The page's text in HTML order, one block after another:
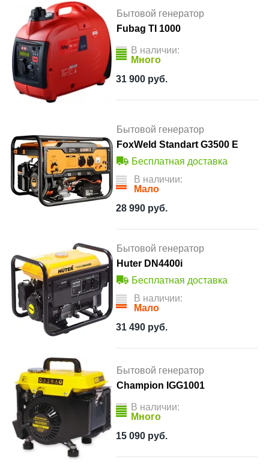
Бытовой генератор
Fubag TI 1000
В наличии:
Много
31 900 руб.
Бытовой генератор
FoxWeld Standart G3500 E
Бесплатная доставка
В наличии:
Мало
28 990 руб.
Бытовой генератор
Huter DN4400i
Бесплатная доставка
В наличии:
Мало
31 490 руб.
Бытовой генератор
Champion IGG1001
В наличии:
Много
15 090 руб.